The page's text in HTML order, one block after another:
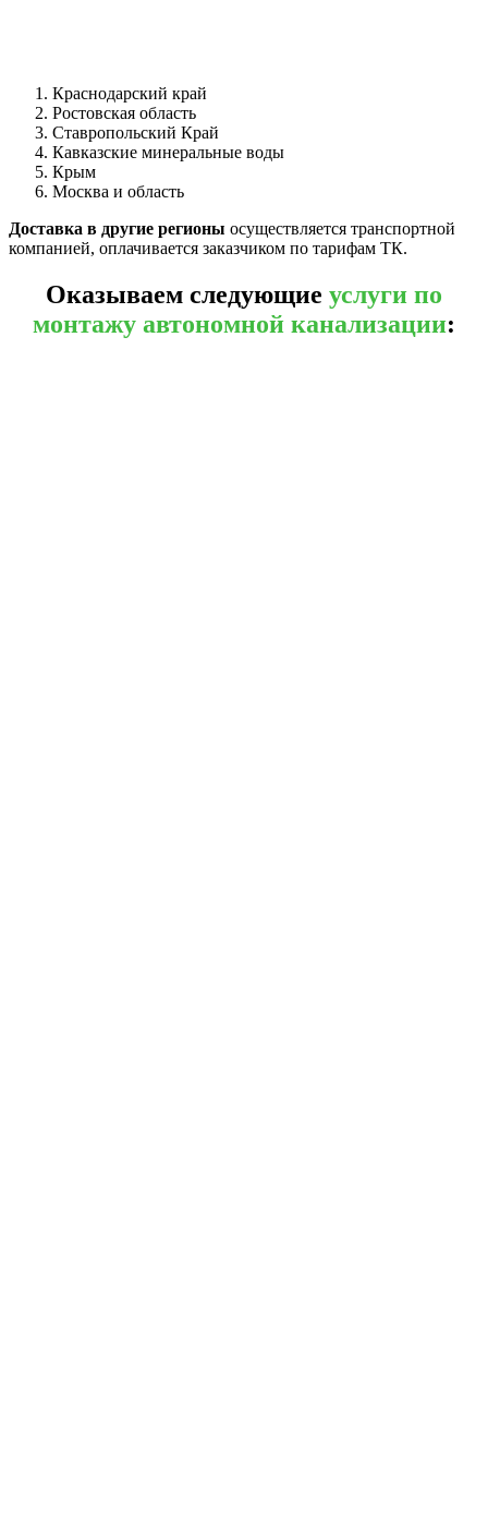
Краснодарский край
Ростовская область
Ставропольский Край
Кавказские минеральные воды
Крым
Москва и область
Доставка в другие регионы осуществляется транспортной
компанией, оплачивается заказчиком по тарифам ТК.
Оказываем следующие услуги по
монтажу автономной канализации: